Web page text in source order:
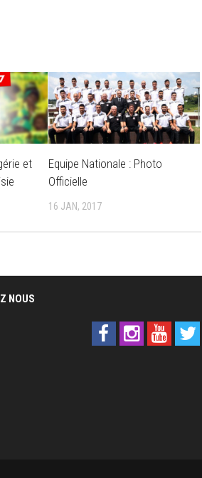
et
Equipe Nationale : Photo
Officielle
16 JAN, 2017
NOUS